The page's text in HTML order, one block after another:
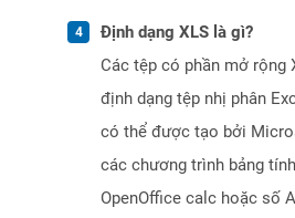
Định dạng XLS là gì?
Các tệp có phần mở rộng
định dạng tệp nhị phân
có thể được tạo bởi
các chương trình bảng
OpenOffice calc hoặc số